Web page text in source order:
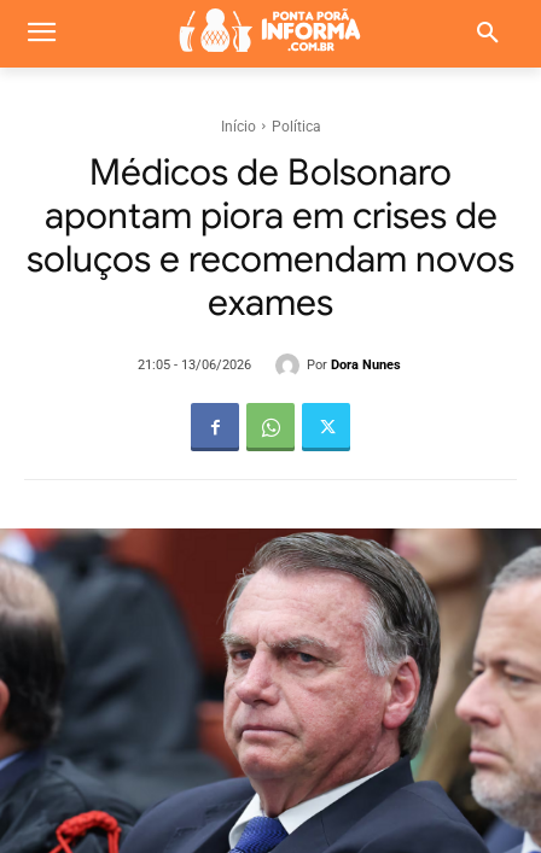
Início Política
Médicos de Bolsonaro
apontam piora em crises de
soluços e recomendam novos
exames
21:05 - 13/06/2026 Por Dora Nunes